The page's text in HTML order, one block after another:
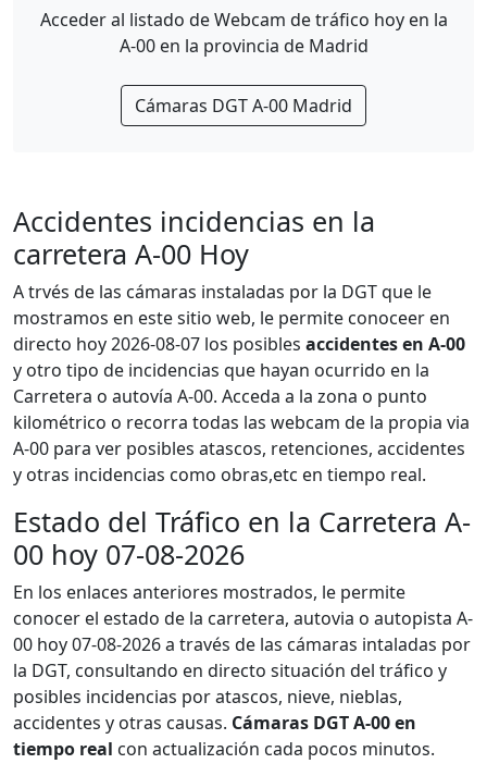
Acceder al listado de Webcam de tráfico hoy en la
A-00 en la provincia de Madrid
Cámaras DGT A-00 Madrid
Accidentes incidencias en la
carretera A-00 Hoy
A trvés de las cámaras instaladas por la DGT que le
mostramos en este sitio web, le permite conoceer en
directo hoy 2026-08-07 los posibles accidentes en A-00
y otro tipo de incidencias que hayan ocurrido en la
Carretera o autovía A-00. Acceda a la zona o punto
kilométrico o recorra todas las webcam de la propia via
A-00 para ver posibles atascos, retenciones, accidentes
y otras incidencias como obras,etc en tiempo real.
Estado del Tráfico en la Carretera A-
00 hoy 07-08-2026
En los enlaces anteriores mostrados, le permite
conocer el estado de la carretera, autovia o autopista A-
00 hoy 07-08-2026 a través de las cámaras intaladas por
la DGT, consultando en directo situación del tráfico y
posibles incidencias por atascos, nieve, nieblas,
accidentes y otras causas. Cámaras DGT A-00 en
tiempo real con actualización cada pocos minutos.